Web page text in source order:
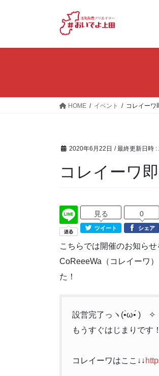
HOME イベント コレイーワ
2020年6月22日 / 最終更新日時 :
コレイーワ
見る
ツイート
0
シェア
こちらでは開催のお知ら
CoReeeWa（コレイーワ
た！
設営完了っヽ(•̀ω•́ )ゝ✧
もうすぐはじまりです
コレイーワはここ↓↓